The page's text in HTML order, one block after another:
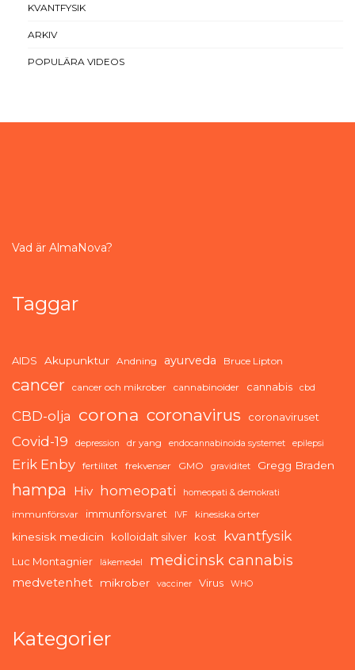
KVANTFYSIK
ARKIV
POPULÄRA VIDEOS
Vad är AlmaNova?
Taggar
AIDS Akupunktur Andning ayurveda Bruce Lipton
cancer cancer och mikrober cannabinoider cannabis cbd
CBD-olja corona coronavirus coronaviruset
Covid-19 depression dr yang endocannabinoida systemet epilepsi
Erik Enby fertilitet frekvenser GMO graviditet Gregg Braden
hampa Hiv homeopati homeopati & demokrati
immunförsvar immunförsvaret IVF kinesiska örter
kinesisk medicin kolloidalt silver kost kvantfysik
Luc Montagnier läkemedel medicinsk cannabis
medvetenhet mikrober vacciner Virus WHO
Kategorier